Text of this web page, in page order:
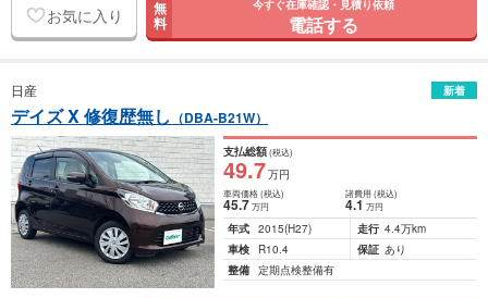
お気に入り 無
料
今すぐ在庫確認・見積り依頼
電話する
日産 新着
デイズ X 修復歴無し （DBA-B21W）
支払総額(税込)
49.7万円
車両価格(税込)
45.7万円
諸費用 (税込)
4.1 万円
年式 2015(H27) 走行 4.4万km
車検
R10.4 保証 あり
整備 定期点検整備有